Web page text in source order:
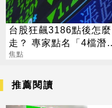
台股狂飆3186點後怎麼
走？ 專家點名「4檔潛力
股」：跌深別急賣
焦點
推薦閱讀